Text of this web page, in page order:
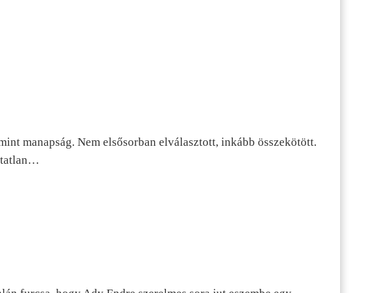
manapság. Nem elsősorban elválasztott, inkább összekötött.